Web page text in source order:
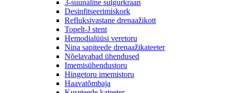
3-suunaline sulgurkraan
Desinfitseerimiskork
Refluksivastane drenaažikott
Topelt-J stent
Hemodialüüsi veretoru
Nina sapiteede drenaažikateeter
Nõelavabad ühendused
Imemisühendustoru
Hingetoru imemistoru
Haavatõmbaja